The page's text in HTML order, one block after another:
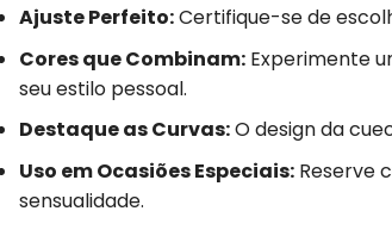
Ajuste Perfeito:Certifique-se de
Cores que Combinam: Experimente
seu estilo pessoal.
Destaque as Curvas:O design da
Uso em Ocasiões Especiais: Reserve
sensualidade.